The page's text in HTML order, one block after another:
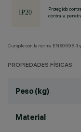
Protegido
contra la
Cumple con la norma EN60598-1
PROPIEDADES FÍSICAS
Peso (kg)
Material